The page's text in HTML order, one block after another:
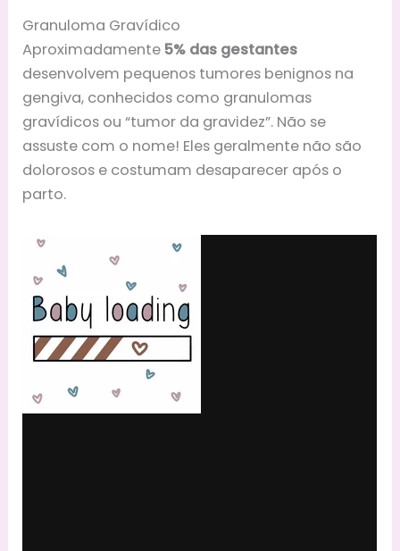
Granuloma Gravídico
Aproximadamente 5% das gestantes
desenvolvem pequenos tumores benignos na
gengiva, conhecidos como granulomas
gravídicos ou “tumor da gravidez”. Não se
assuste com o nome! Eles geralmente não são
dolorosos e costumam desaparecer após o
parto.